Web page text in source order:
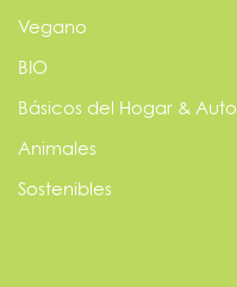
Vegano
BIO
Básicos del Hogar & Auto
Animales
Sostenibles